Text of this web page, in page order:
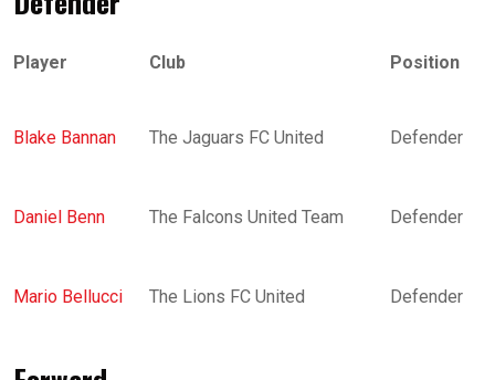
Player Club Position
Blake Bannan The Jaguars FC United Defender
Daniel Benn The Falcons United Team Defender
Mario Bellucci The Lions FC United Defender